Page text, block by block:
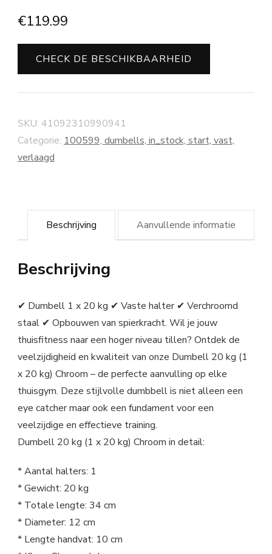
€119.99
CHECK DE BESCHIKBAARHEID
SKU: 41092310990941
Categorie: 100599, dumbells, in_stock, start, vast,
verlaagd
Beschrijving Aanvullende informatie
Beschrijving
✔ Dumbell 1 x 20 kg ✔ Vaste halter ✔ Verchroomd
staal ✔ Opbouwen van spierkracht. Wil je jouw
thuisfitness naar een hoger niveau tillen? Ontdek de
veelzijdigheid en kwaliteit van onze Dumbell 20 kg (1
x 20 kg) Chroom – de perfecte aanvulling op elke
thuisgym. Deze stijlvolle dumbbell is niet alleen een
eye catcher maar ook een fundament voor een
veelzijdige en effectieve training.
Dumbell 20 kg (1 x 20 kg) Chroom in detail:
* Aantal halters: 1
* Gewicht: 20 kg
* Totale lengte: 34 cm
* Diameter: 12 cm
* Lengte handvat: 10 cm